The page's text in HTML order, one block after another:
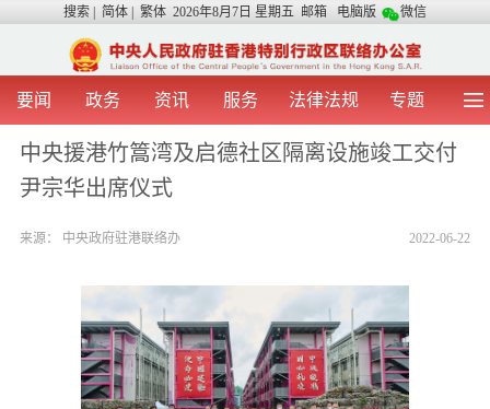
搜索 简体 繁体 2026年8月7日 星期五 邮箱 电脑版 微信
要闻 政务 资讯 服务 法律法规 专题
首 页 图 片 视 频 中央声音
我办动态 两地交流
办证指引
中央援港竹篙湾及启德社区隔离设施竣工交付
尹宗华出席仪式
2022-06-22
来源： 中央政府驻港联络办